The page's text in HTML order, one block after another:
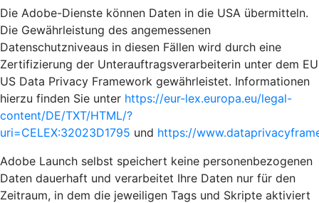
Die Adobe-Dienste können Daten in die USA übermitteln.
Die Gewährleistung des angemessenen
Datenschutzniveaus in diesen Fällen wird durch eine
Zertifizierung der Unterauftragsverarbeiterin unter dem EU
US Data Privacy Framework gewährleistet. Informationen
hierzu finden Sie unter https://eur-lex.europa.eu/legal-
content/DE/TXT/HTML/?
uri=CELEX:32023D1795 und https://
Adobe Launch selbst speichert keine personenbezogenen
Daten dauerhaft und verarbeitet Ihre Daten nur für den
Zeitraum, in dem die jeweiligen Tags und Skripte aktiviert